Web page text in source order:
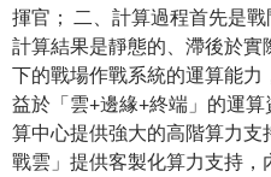
揮官； 二、計算過程首先是
計算結果是靜態的、滯後於實
下的戰場作戰系統的運算能
益於「雲+邊緣+終端」的運
算中心提供強大的高階算力
戰雲」提供客製化算力支持